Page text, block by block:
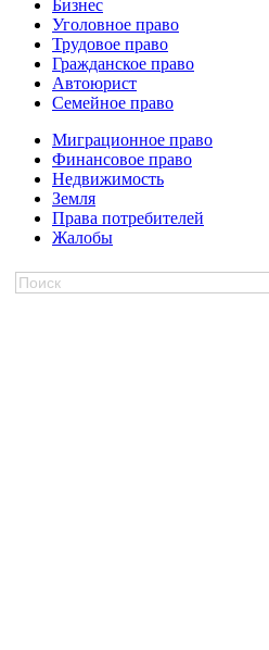
Бизнес
Уголовное право
Трудовое право
Гражданское право
Автоюрист
Семейное право
Миграционное право
Финансовое право
Недвижимость
Земля
Права потребителей
Жалобы